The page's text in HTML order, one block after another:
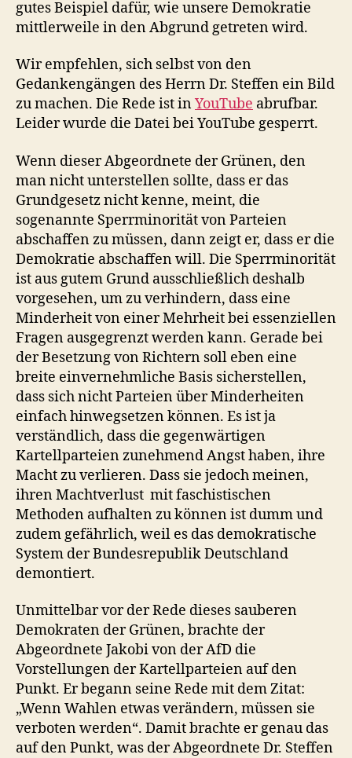
gutes Beispiel dafür, wie unsere Demokratie
mittlerweile in den Abgrund getreten wird.
Wir empfehlen, sich selbst von den
Gedankengängen des Herrn Dr. Steffen ein Bild
zu machen. Die Rede ist inYouTube abrufbar.
Leider wurde die Datei bei YouTube gesperrt.
Wenn dieser Abgeordnete der Grünen, den
man nicht unterstellen sollte, dass er das
Grundgesetz nicht kenne, meint, die
sogenannte Sperrminorität von Parteien
abschaffen zu müssen, dann zeigt er, dass er die
Demokratie abschaffen will. Die Sperrminorität
ist aus gutem Grund ausschließlich deshalb
vorgesehen, um zu verhindern, dass eine
Minderheit von einer Mehrheit bei essenziellen
Fragen ausgegrenzt werden kann. Gerade bei
der Besetzung von Richtern soll eben eine
breite einvernehmliche Basis sicherstellen,
dass sich nicht Parteien über Minderheiten
einfach hinwegsetzen können. Es ist ja
verständlich, dass die gegenwärtigen
Kartellparteien zunehmend Angst haben, ihre
Macht zu verlieren. Dass sie jedoch meinen,
ihren Machtverlust mit faschistischen
Methoden aufhalten zu können ist dumm und
zudem gefährlich, weil es das demokratische
System der Bundesrepublik Deutschland
demontiert.
Unmittelbar vor der Rede dieses sauberen
Demokraten der Grünen, brachte der
Abgeordnete Jakobi von der AfD die
Vorstellungen der Kartellparteien auf den
Punkt. Er begann seine Rede mit dem Zitat:
„Wenn Wahlen etwas verändern, müssen sie
verboten werden“. Damit brachte er genau das
auf den Punkt, was der Abgeordnete Dr. Steffen